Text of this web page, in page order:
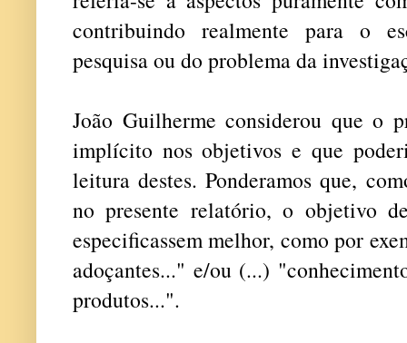
contribuindo realmente para o
pesquisa ou do problema da
João Guilherme considerou que o
implícito nos objetivos e que
leitura destes. Ponderamos que,
no presente relatório, o objetivo
especificassem melhor, como por
adoçantes..." e/ou (...)
produtos...".